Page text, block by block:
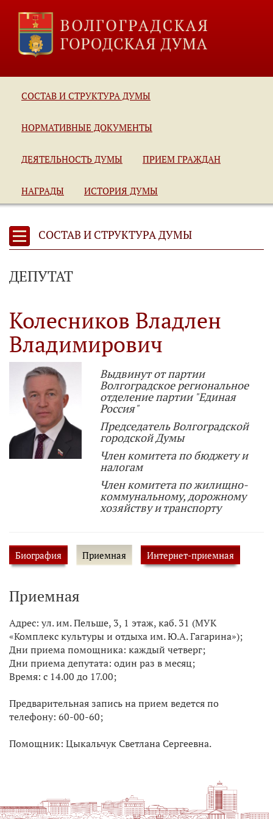
СОСТАВ И СТРУКТУРА ДУМЫ
НОРМАТИВНЫЕ ДОКУМЕНТЫ
ДЕЯТЕЛЬНОСТЬ ДУМЫ ПРИЕМ ГРАЖДАН
НАГРАДЫ ИСТОРИЯ ДУМЫ
СОСТАВ И СТРУКТУРА ДУМЫ
ДЕПУТАТ
Колесников Владлен
Владимирович
Выдвинут от партии
Волгоградское региональное
отделение партии "Единая
Россия"
Председатель Волгоградской
городской Думы
Член комитета по бюджету и
налогам
Член комитета по жилищно-
коммунальному, дорожному
хозяйству и транспорту
Биография Приемная Интернет-приемная
Приемная
Адрес: ул. им. Пельше, 3, 1 этаж, каб. 31 (МУК
«Комплекс культуры и отдыха им. Ю.А. Гагарина»);
Дни приема помощника: каждый четверг;
Дни приема депутата: один раз в месяц;
Время: с 14.00 до 17.00;
Предварительная запись на прием ведется по
телефону: 60-00-60;
Помощник: Цыкальчук Светлана Сергеевна.